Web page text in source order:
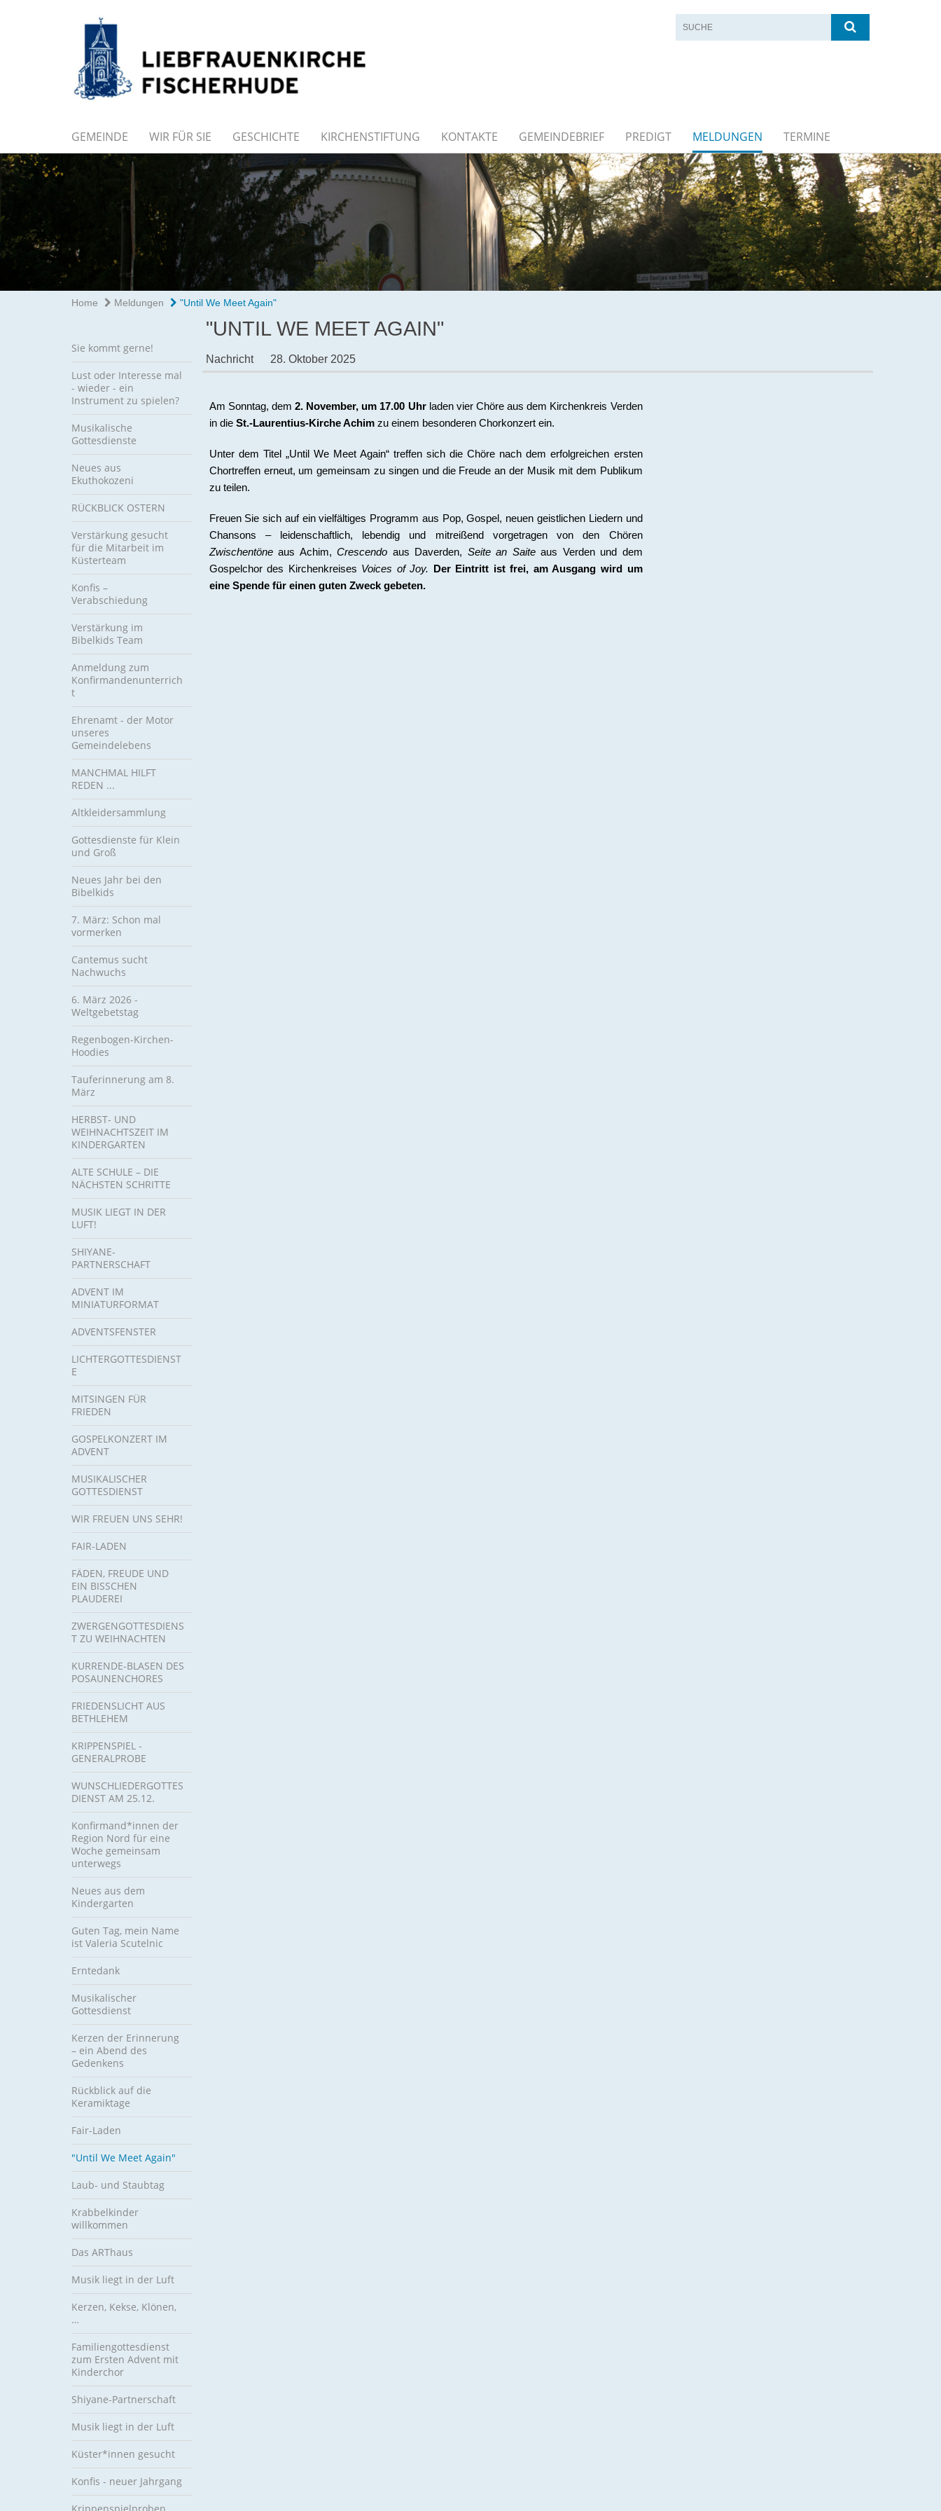
GEMEINDE WIR FÜR SIE GESCHICHTE KIRCHENSTIFTUNG KONTAKTE GEMEINDEBRIEF PREDIGT MELDUNGEN TERMINE
Home Meldungen "Until We Meet Again"
Sie kommt gerne!
Lust oder Interesse mal
- wieder - ein
Instrument zu spielen?
Musikalische
Gottesdienste
Neues aus
Ekuthokozeni
RÜCKBLICK OSTERN
Verstärkung gesucht
für die Mitarbeit im
Küsterteam
Konfis –
Verabschiedung
Verstärkung im
Bibelkids Team
Anmeldung zum
Konfirmandenunterrich
t
Ehrenamt - der Motor
unseres
Gemeindelebens
MANCHMAL HILFT
REDEN ...
Altkleidersammlung
Gottesdienste für Klein
und Groß
Neues Jahr bei den
Bibelkids
7. März: Schon mal
vormerken
Cantemus sucht
Nachwuchs
6. März 2026 -
Weltgebetstag
Regenbogen-Kirchen-
Hoodies
Tauferinnerung am 8.
März
HERBST- UND
WEIHNACHTSZEIT IM
KINDERGARTEN
ALTE SCHULE – DIE
NÄCHSTEN SCHRITTE
MUSIK LIEGT IN DER
LUFT!
SHIYANE-
PARTNERSCHAFT
ADVENT IM
MINIATURFORMAT
ADVENTSFENSTER
LICHTERGOTTESDIENST
E
MITSINGEN FÜR
FRIEDEN
GOSPELKONZERT IM
ADVENT
MUSIKALISCHER
GOTTESDIENST
WIR FREUEN UNS SEHR!
FAIR-LADEN
FÄDEN, FREUDE UND
EIN BISSCHEN
PLAUDEREI
ZWERGENGOTTESDIENS
T ZU WEIHNACHTEN
KURRENDE-BLASEN DES
POSAUNENCHORES
FRIEDENSLICHT AUS
BETHLEHEM
KRIPPENSPIEL -
GENERALPROBE
WUNSCHLIEDERGOTTES
DIENST AM 25.12.
Konfirmand*innen der
Region Nord für eine
Woche gemeinsam
unterwegs
Neues aus dem
Kindergarten
Guten Tag, mein Name
ist Valeria Scutelnic
Erntedank
Musikalischer
Gottesdienst
Kerzen der Erinnerung
– ein Abend des
Gedenkens
Rückblick auf die
Keramiktage
Fair-Laden
"Until We Meet Again"
Laub- und Staubtag
Krabbelkinder
willkommen
Das ARThaus
Musik liegt in der Luft
Kerzen, Kekse, Klönen,
…
Familiengottesdienst
zum Ersten Advent mit
Kinderchor
Shiyane-Partnerschaft
Musik liegt in der Luft
Küster*innen gesucht
Konfis - neuer Jahrgang
Krippenspielproben
"UNTIL WE MEET AGAIN"
Nachricht 28. Oktober 2025
Am Sonntag, dem2. November, um 17.00 Uhr laden vier Chöre aus dem Kirchenkreis Verden
in die St.-Laurentius-Kirche Achim zu einem besonderen Chorkonzert ein.
Unter dem Titel „Until We Meet Again“ treffen sich die Chöre nach dem erfolgreichen ersten
Chortreffen erneut, um gemeinsam zu singen und die Freude an der Musik mit dem Publikum
zu teilen.
Freuen Sie sich auf ein vielfältiges Programm aus Pop, Gospel, neuen geistlichen Liedern und
Chansons – leidenschaftlich, lebendig und mitreißend vorgetragen von den Chören
Zwischentöneaus Achim,Crescendo aus Daverden, Seite an Saiteaus Verden und dem
Gospelchor des Kirchenkreises Voices of Joy. Der Eintritt ist frei, am Ausgang wird um
eine Spende für einen guten Zweck gebeten.